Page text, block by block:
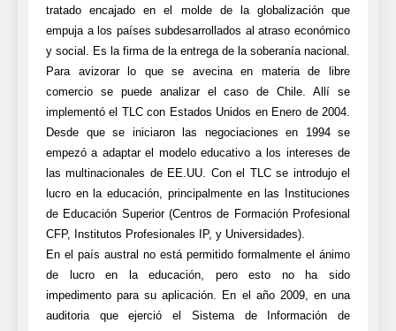
tratado encajado en el molde de la globalización que
empuja a los países subdesarrollados al atraso económico
y social. Es la firma de la entrega de la soberanía nacional.
Para avizorar lo que se avecina en materia de libre
comercio se puede analizar el caso de Chile. Allí se
implementó el TLC con Estados Unidos en Enero de 2004.
Desde que se iniciaron las negociaciones en 1994 se
empezó a adaptar el modelo educativo a los intereses de
las multinacionales de EE.UU. Con el TLC se introdujo el
lucro en la educación, principalmente en las Instituciones
de Educación Superior (Centros de Formación Profesional
CFP, Institutos Profesionales IP, y Universidades).
En el país austral no está permitido formalmente el ánimo
de lucro en la educación, pero esto no ha sido
impedimento para su aplicación. En el año 2009, en una
auditoria que ejerció el Sistema de Información de